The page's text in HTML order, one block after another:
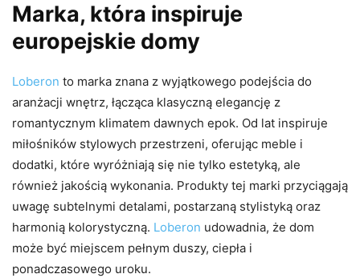
Marka, która inspiruje
europejskie domy
Loberon to marka znana z wyjątkowego podejścia do
aranżacji wnętrz, łącząca klasyczną elegancję z
romantycznym klimatem dawnych epok. Od lat inspiruje
miłośników stylowych przestrzeni, oferując meble i
dodatki, które wyróżniają się nie tylko estetyką, ale
również jakością wykonania. Produkty tej marki przyciągają
uwagę subtelnymi detalami, postarzaną stylistyką oraz
harmonią kolorystyczną. Loberon udowadnia, że dom
może być miejscem pełnym duszy, ciepła i
ponadczasowego uroku.